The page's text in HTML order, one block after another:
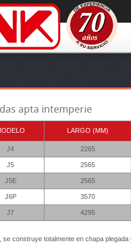
apta intemperie
LARGO (MM)
J4 2265
J5 2565
J5E 2565
J6P 3570
J7 4295
se construye totalmente en chapa